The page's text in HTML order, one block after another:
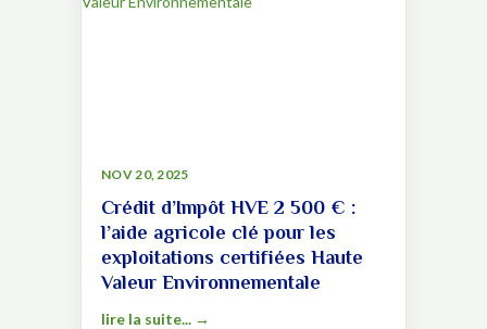
Crédit d’Impôt HVE 2 500 € :
l’aide agricole clé pour les
exploitations certifiées Haute
Valeur Environnementale
NOV 20, 2025
lire la suite...